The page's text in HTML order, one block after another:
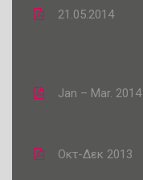
21.05.2014
Jan – Mar. 2014
Οκτ-Δεκ 2013